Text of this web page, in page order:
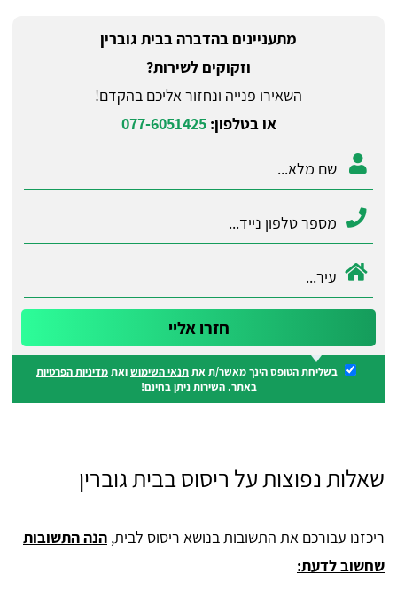
מתעניינים בהדברה בבית גוברין
וזקוקים לשירות?
השאירו פנייה ונחזור אליכם בהקדם!
או בטלפון:077-6051425
בשליחת הטופס הינך מאשר/ת אתתנאי השימושואתמדיניות הפרטיות
באתר. השירות ניתן בחינם!
שאלות נפוצות על ריסוס בבית גוברין
ריכזנו עבורכם את התשובות בנושא ריסוס לבית, הנה התשובות
שחשוב לדעת: